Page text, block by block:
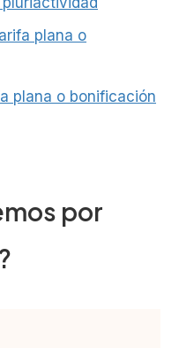
plana o
plana o bonificación
por